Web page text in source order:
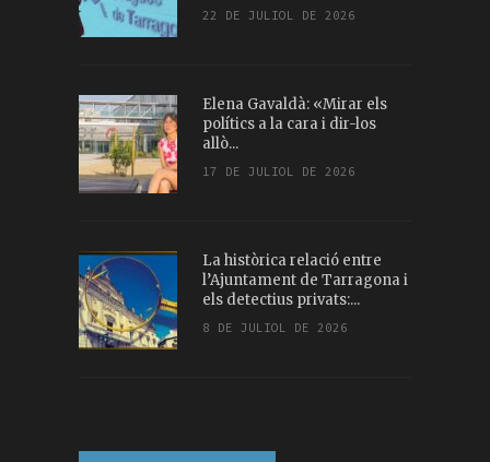
22 DE JULIOL DE 2026
Elena Gavaldà: «Mirar els
polítics a la cara i dir-los
allò...
17 DE JULIOL DE 2026
La històrica relació entre
l’Ajuntament de Tarragona i
els detectius privats:...
8 DE JULIOL DE 2026